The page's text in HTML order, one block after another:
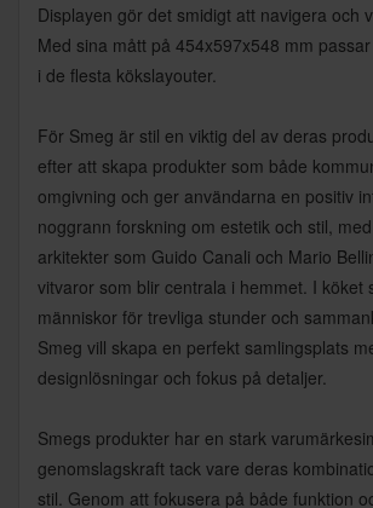
Displayen gör det smidigt att navigera och
Med sina mått på 454x597x548 mm
i de flesta kökslayouter.
För Smeg är stil en viktig del av deras
efter att skapa produkter som både
omgivning och ger användarna en positiv
noggrann forskning om estetik och stil,
arkitekter som Guido Canali och Mario
vitvaror som blir centrala i hemmet. I köket
människor för trevliga stunder och
Smeg vill skapa en perfekt samlingsplats
designlösningar och fokus på detaljer.
Smegs produkter har en stark
genomslagskraft tack vare deras
stil. Genom att fokusera på både funktion